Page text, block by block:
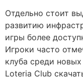
Отдельно стоит
развитию
игры более
Игроки часто
клуба среди
Loteria Club